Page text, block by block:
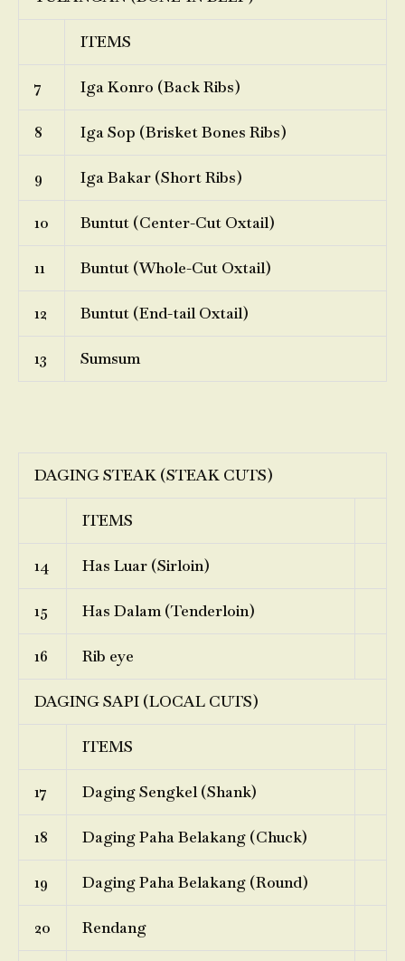
ITEMS
7 Iga Konro (Back Ribs)
8 Iga Sop (Brisket Bones Ribs)
9 Iga Bakar (Short Ribs)
10 Buntut (Center-Cut Oxtail)
11 Buntut (Whole-Cut Oxtail)
12 Buntut (End-tail Oxtail)
13 Sumsum
DAGING STEAK (STEAK CUTS)
ITEMS
14 Has Luar (Sirloin)
15 Has Dalam (Tenderloin)
16 Rib eye
DAGING SAPI (LOCAL CUTS)
ITEMS
17 Daging Sengkel (Shank)
18 Daging Paha Belakang (Chuck)
19 Daging Paha Belakang (Round)
20 Rendang